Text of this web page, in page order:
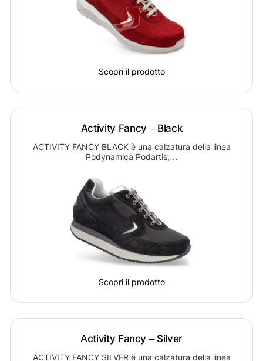
Scopri il prodotto
Activity Fancy – Black
ACTIVITY FANCY BLACK è una calzatura della linea
Podynamica Podartis,…
Scopri il prodotto
Activity Fancy – Silver
ACTIVITY FANCY SILVER è una calzatura della linea